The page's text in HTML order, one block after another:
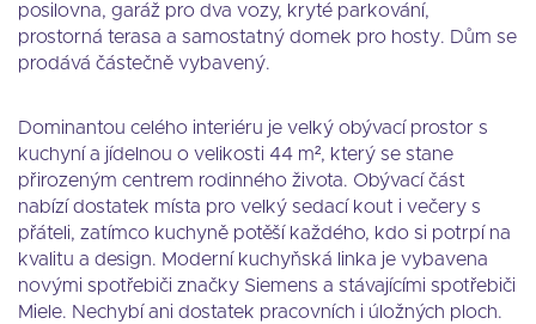
posilovna, garáž pro dva vozy, kryté parkování,
prostorná terasa a samostatný domek pro hosty. Dům se
prodává částečně vybavený.
Dominantou celého interiéru je velký obývací prostor s
kuchyní a jídelnou o velikosti 44 m², který se stane
přirozeným centrem rodinného života. Obývací část
nabízí dostatek místa pro velký sedací kout i večery s
přáteli, zatímco kuchyně potěší každého, kdo si potrpí na
kvalitu a design. Moderní kuchyňská linka je vybavena
novými spotřebiči značky Siemens a stávajícími spotřebiči
Miele. Nechybí ani dostatek pracovních i úložných ploch.